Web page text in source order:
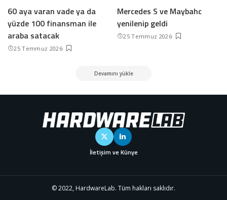
60 aya varan vade ya da
yüzde 100 finansman ile
araba satacak
25 Temmuz 2026
Mercedes S ve Maybahc
yenilenip geldi
25 Temmuz 2026
Devamını yükle
İletişim ve Künye
© 2022, HardwareLab. Tüm hakları saklıdır.